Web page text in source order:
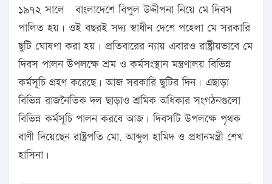
১৯৭২ সালে বাংলাদেশে বিপুল উদ্দীপনা নিয়ে মে দিবস
পালিত হয়। ওই বছরই সদ্য স্বাধীন দেশে পহেলা মে সরকারি
ছুটি ঘোষণা করা হয়। প্রতিবারের ন্যায় এবারও রাষ্ট্রীয়ভাবে মে
দিবস পালন উপলক্ষে শ্রম ও কর্মসংস্থান মন্ত্রণালয় বিভিন্ন
কর্মসূচি গ্রহণ করেছে। আজ সরকারি ছুটির দিন। এছাড়া
বিভিন্ন রাজনৈতিক দল ছাড়াও শ্রমিক অধিকার সংগঠনগুলো
বিভিন্ন কর্মসূচি পালন করবে আজ। দিবসটি উপলক্ষে পৃথক
বাণী দিয়েছেন রাষ্ট্রপতি মো. আব্দুল হামিদ ও প্রধানমন্ত্রী শেখ
হাসিনা।